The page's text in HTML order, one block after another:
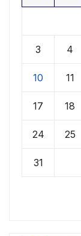
3 4
10 11
17 18
24 25
31